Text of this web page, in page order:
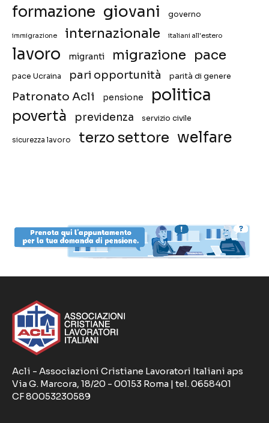
formazione giovani governo
immigrazione internazionale italiani all'estero
lavoro migranti migrazione pace
pace Ucraina pari opportunità parità di genere
Patronato Acli pensione politica
povertà previdenza servizio civile
sicurezza lavoro terzo settore welfare
Acli - Associazioni Cristiane Lavoratori Italiani aps
Via G. Marcora, 18/20 - 00153 Roma | tel. 0658401
CF 80053230589